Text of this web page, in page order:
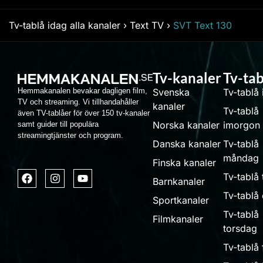
Tv-tablå idag alla kanaler › Text TV › SVT Text 130
Hemmakanalen bevakar dagligen film,
TV och streaming. Vi tillhandahåller
även TV-tablåer för över 150 tv-kanaler
samt guider till populära
streamingtjänster och program.
Tv-kanaler
Svenska
kanaler
Norska kanaler
Danska kanaler
Finska kanaler
Barnkanaler
Sportkanaler
Filmkanaler
Tv-
Tv-tablå
Tv-tablå
imorgon
Tv-tablå
måndag
Tv-tablå
Tv-tablå
Tv-tablå
torsdag
Tv-tablå